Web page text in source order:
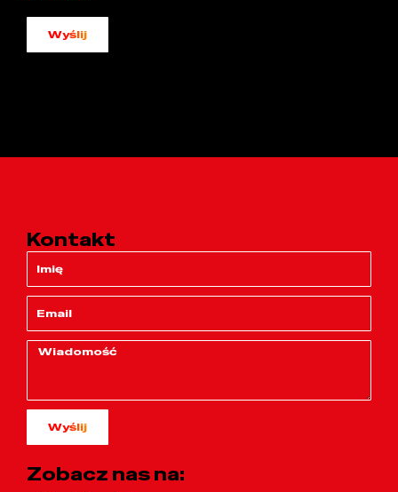
Wyślij
Kontakt
Wyślij
Zobacz nas na: